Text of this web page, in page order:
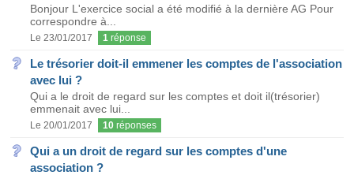
Bonjour L'exercice social a été modifié à la dernière AG Pour
correspondre à...
Le 23/01/2017 1 réponse
Le trésorier doit-il emmener les comptes de l'association
avec lui ?
Qui a le droit de regard sur les comptes et doit il(trésorier)
emmenait avec lui...
Le 20/01/2017 10 réponses
Qui a un droit de regard sur les comptes d'une
association ?